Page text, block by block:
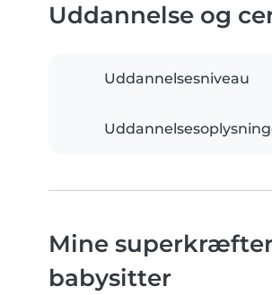
Uddannelse og
Uddannelsesniveau
Mine
babysitter